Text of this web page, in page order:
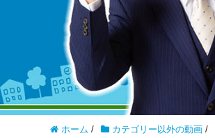
ホーム / カテゴリー以外の動画 /